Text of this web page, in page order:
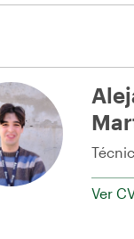
Ver